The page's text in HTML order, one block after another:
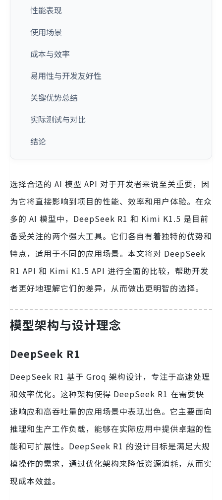
性能表现
使用场景
成本与效率
易用性与开发友好性
关键优势总结
实际测试与对比
结论
选择合适的 AI 模型 API 对于开发者来说至关重要，因
为它将直接影响到项目的性能、效率和用户体验。在众
多的 AI 模型中，DeepSeek R1 和 Kimi K1.5 是目前
备受关注的两个强大工具。它们各自有着独特的优势和
特点，适用于不同的应用场景。本文将对 DeepSeek
R1 API 和 Kimi K1.5 API 进行全面的比较，帮助开发
者更好地理解它们的差异，从而做出更明智的选择。
模型架构与设计理念
DeepSeek R1
DeepSeek R1 基于 Groq 架构设计，专注于高速处理
和效率优化。这种架构使得 DeepSeek R1 在需要快
速响应和高吞吐量的应用场景中表现出色。它主要面向
推理和生产工作负载，能够在实际应用中提供卓越的性
能和可扩展性。DeepSeek R1 的设计目标是满足大规
模操作的需求，通过优化架构来降低资源消耗，从而实
现成本效益。